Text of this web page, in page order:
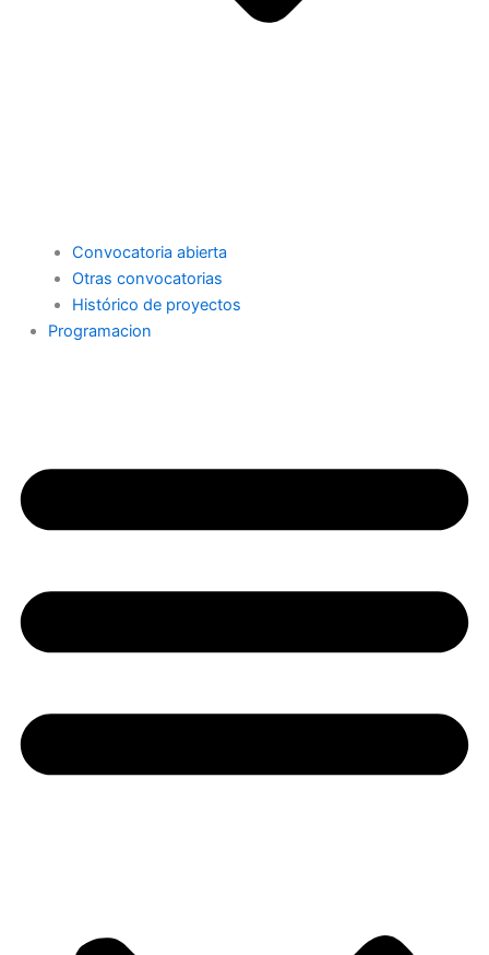
Convocatoria abierta
Otras convocatorias
Histórico de proyectos
Programacion